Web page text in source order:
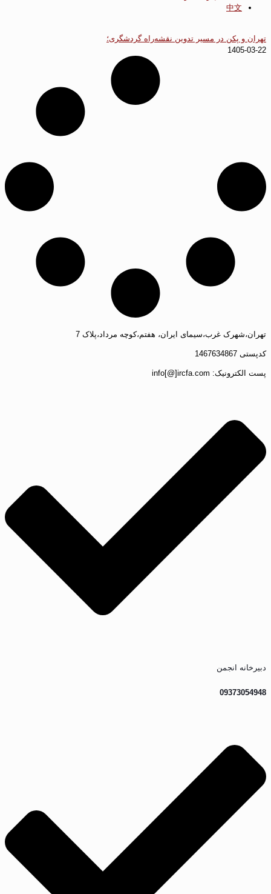
中文
تهران و پکن در مسیر تدوین نقشه‌راه گردشگری؛
1405-03-22
تهران،شهرک غرب،سیمای ایران، هفتم،کوچه مرداد،پلاک 7
کدپستی 1467634867
پست الکترونیک: info[@]ircfa.com
دبیرخانه انجمن
09373054948